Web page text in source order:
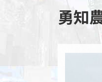
勇知